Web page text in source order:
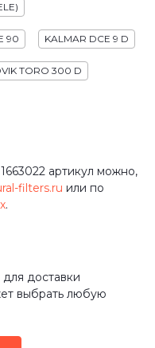
90 KALMAR DCE 9 D
TORO 300 D
артикул можно,
filters.ru или по
.
доставки
выбрать любую